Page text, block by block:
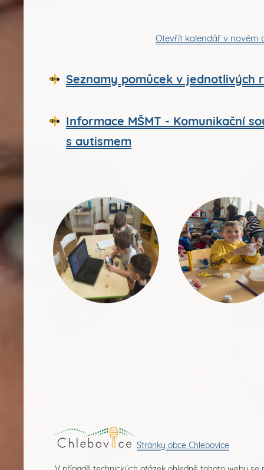
Otevřít kalendář v novém
Seznamy pomůcek v jednotlivých
Informace MŠMT - Komunikační
s autismem
Stránky obce Chlebovice